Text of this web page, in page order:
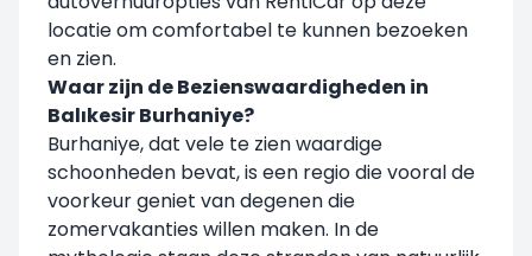
locatie om comfortabel te kunnen bezoeken
en zien.
Waar zijn de Bezienswaardigheden in
Balıkesir Burhaniye?
Burhaniye, dat vele te zien waardige
schoonheden bevat, is een regio die vooral de
voorkeur geniet van degenen die
zomervakanties willen maken. In de